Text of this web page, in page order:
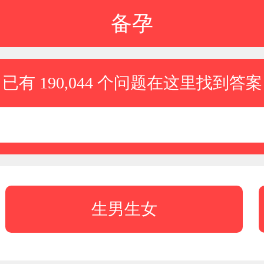
备孕
已有 190,044 个问题在这里找到答案
生男生女